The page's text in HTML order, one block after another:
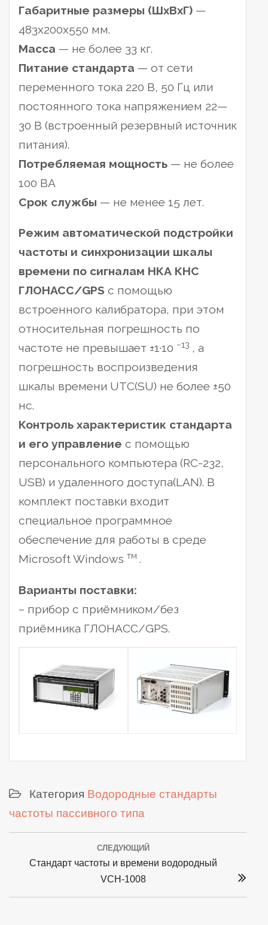
Габаритные размеры (ШхВхГ) —
483х200х550 мм.
Масса — не более 33 кг.
Питание стандарта — от сети
переменного тока 220 В, 50 Гц или
постоянного тока напряжением 22—
30 В (встроенный резервный источник
питания).
Потребляемая мощность — не более
100 ВА
Срок службы — не менее 15 лет.
Режим автоматической подстройки
частоты и синхронизации шкалы
времени по сигналам НКА КНС
ГЛОНАСС/GPS с помощью
встроенного калибратора, при этом
относительная погрешность по
частоте не превышает ±1·10 −13 , а
погрешность воспроизведения
шкалы времени UTC(SU) не более ±50
нс.
Контроль характеристик стандарта
и его управление с помощью
персонального компьютера (RC-232,
USB) и удаленного доступа(LAN). В
комплект поставки входит
специальное программное
обеспечение для работы в среде
Microsoft Windows тм .
Варианты поставки:
– прибор с приёмником/без
приёмника ГЛОНАСС/GPS.
Категория Водородные стандарты
частоты пассивного типа
navigation
СЛЕДУЮЩИЙ
Next
Стандарт частоты и времени водородный
VCH-1008